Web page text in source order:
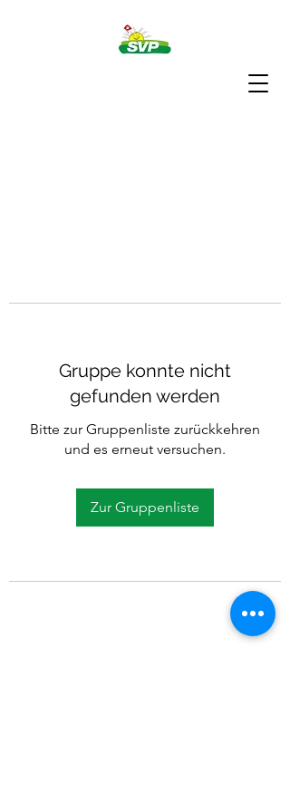
Gruppe konnte nicht
gefunden werden
Bitte zur Gruppenliste zurückkehren
und es erneut versuchen.
Zur Gruppenliste